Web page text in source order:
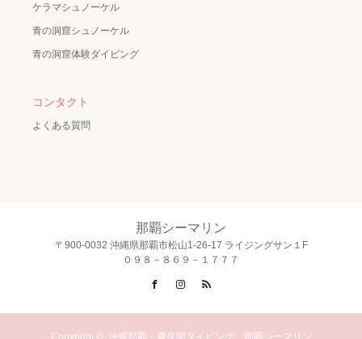
ケラマシュノーケル
青の洞窟シュノーケル
青の洞窟体験ダイビング
コンタクト
よくある質問
那覇シーマリン
〒900-0032 沖縄県那覇市松山1-26-17 ライジングサン１F
０９８－８６９－１７７７
FacebookInstagram
Copyright © 沖縄那覇・慶良間ダイビング 那覇シーマリン